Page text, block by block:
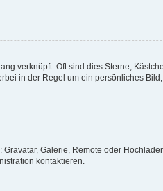
verknüpft: Oft sind dies Sterne,
in der Regel um ein persönliches
Galerie, Remote oder
kontaktieren.